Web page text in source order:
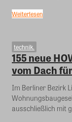
Weiterlesen
technik.
155 neue
vom Dach
Im Berliner Bezirk
ausschließlich mit